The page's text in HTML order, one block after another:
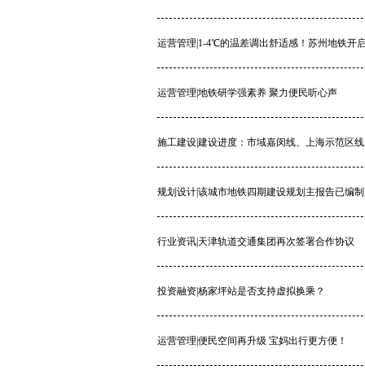
运营管理|1-4℃的温差调出舒适感！苏州地铁开
运营管理|地铁研学强素养 聚力便民听心声
施工建设|建设进度：市域嘉闵线、上海示范区
规划设计|该城市地铁四期建设规划主报告已编
行业资讯|天津轨道交通集团再次签署合作协议
投资融资|杨家坪站是否支持虚拟换乘？
运营管理|便民空间再升级 宝妈出行更方便！